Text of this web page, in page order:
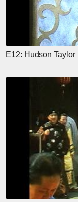
E12: Hudson Taylor